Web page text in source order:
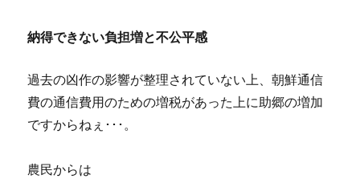
納得できない負担増と不公平感
過去の凶作の影響が整理されていない上、朝鮮通信
費の通信費用のための増税があった上に助郷の増加
ですからねぇ･･･。
農民からは